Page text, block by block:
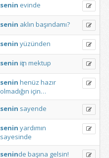
senin evinde
senin aklın başındamı?
senin yüzünden
senin iҫin mektup
senin henüz hazır
olmadığın için…
senin sayende
senin yardımın
sayesinde
seninde başına gelsin!